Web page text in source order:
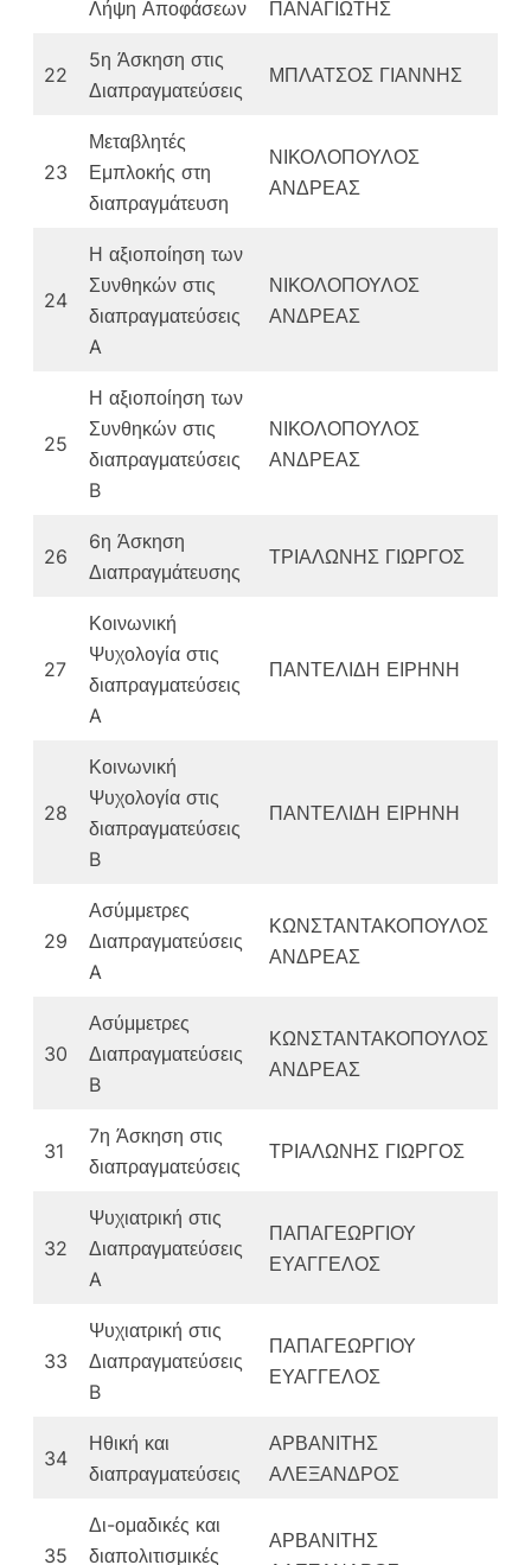
Λήψη Αποφάσεων ΠΑΝΑΓΙΩΤΗΣ
22
5η Άσκηση στις
Διαπραγματεύσεις
ΜΠΛΑΤΣΟΣ ΓΙΑΝΝΗΣ
23
Μεταβλητές
Εμπλοκής στη
διαπραγμάτευση
ΝΙΚΟΛΟΠΟΥΛΟΣ
ΑΝΔΡΕΑΣ
24
Η αξιοποίηση των
Συνθηκών στις
διαπραγματεύσεις
A
ΝΙΚΟΛΟΠΟΥΛΟΣ
ΑΝΔΡΕΑΣ
25
Η αξιοποίηση των
Συνθηκών στις
διαπραγματεύσεις
B
ΝΙΚΟΛΟΠΟΥΛΟΣ
ΑΝΔΡΕΑΣ
26
6η Άσκηση
Διαπραγμάτευσης
ΤΡΙΑΛΩΝΗΣ ΓΙΩΡΓΟΣ
27
Κοινωνική
Ψυχολογία στις
διαπραγματεύσεις
A
ΠΑΝΤΕΛΙΔΗ ΕΙΡΗΝΗ
28
Κοινωνική
Ψυχολογία στις
διαπραγματεύσεις
B
ΠΑΝΤΕΛΙΔΗ ΕΙΡΗΝΗ
29
Ασύμμετρες
Διαπραγματεύσεις
A
ΚΩΝΣΤΑΝΤΑΚΟΠΟΥΛΟΣ
ΑΝΔΡΕΑΣ
30
Ασύμμετρες
Διαπραγματεύσεις
B
ΚΩΝΣΤΑΝΤΑΚΟΠΟΥΛΟΣ
ΑΝΔΡΕΑΣ
31
7η Άσκηση στις
διαπραγματεύσεις
ΤΡΙΑΛΩΝΗΣ ΓΙΩΡΓΟΣ
32
Ψυχιατρική στις
Διαπραγματεύσεις
A
ΠΑΠΑΓΕΩΡΓΙΟΥ
ΕΥΑΓΓΕΛΟΣ
33
Ψυχιατρική στις
Διαπραγματεύσεις
B
ΠΑΠΑΓΕΩΡΓΙΟΥ
ΕΥΑΓΓΕΛΟΣ
34
Ηθική και
διαπραγματεύσεις
ΑΡΒΑΝΙΤΗΣ
ΑΛΕΞΑΝΔΡΟΣ
35
Δι-ομαδικές και
διαπολιτισμικές
ΑΡΒΑΝΙΤΗΣ